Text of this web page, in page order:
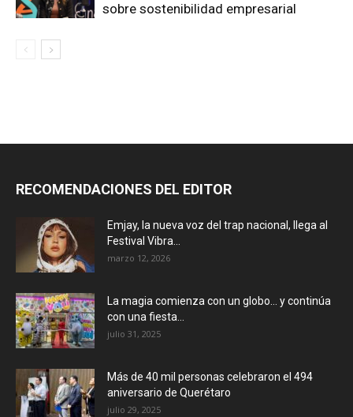
sobre sostenibilidad empresarial
RECOMENDACIONES DEL EDITOR
Emjay, la nueva voz del trap nacional, llega al
Festival Vibra...
marzo 12, 2026
La magia comienza con un globo… y continúa
con una fiesta...
julio 31, 2025
Más de 40 mil personas celebraron el 494
aniversario de Querétaro
julio 29, 2025